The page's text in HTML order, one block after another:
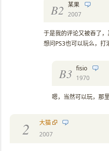
B2 某果
2007
于是我的评论又被吞了，
想问PS3也可以玩么，打
B3 fisio
1970
嗯，当然可以玩，那
2
大猫
2007